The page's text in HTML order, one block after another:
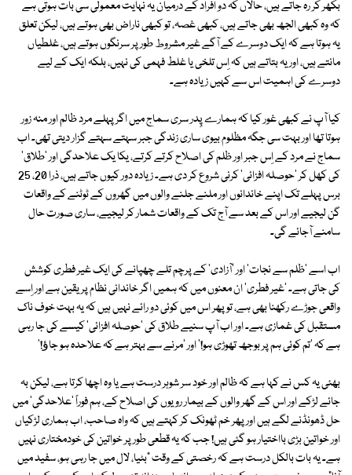
بکھر کر رہ جاتے ہیں، حالاں کہ دو افراد کے درمیان یہ نہایت معمولی سی بات ہوتی ہے
کہ وہ کبھی الجھ بھی جاتے ہیں، کبھی غصہ، تو کبھی ناراض بھی ہوتے ہیں، لیکن تعلق
یہ ہوتا ہے کہ ایک دوسرے کے آگے غیر مشروط طور پر سرنگوں ہوتے ہیں، غلطیاں
مانتے ہیں، اور یہ بتاتے ہیں کہ اِس تلخی یا غلط فہمی کی نہیں، بلکہ ایک کے لیے
دوسرے کی اہمیت اس سے کہیں زیادہ ہے۔
کیا آپ نے کبھی غور کیا کہ ہمارے پِدر سری سماج میں اگر پہلے مرد ظالم اور منہ زور
ہوتا تھا اور بہت سی جگہ مظلوم بیوی ساری زندگی جبر سہتے سہتے گزار دیتی تھی۔ اب
سماج نے مرد کے اِس جبر اور ظلم کی اصلاح کرتے کرتے، یکا یک علاحدگی اور 'طلاق'
کی کھل کر 'حوصلہ افزائی' کرنی شروع کر دی ہے۔ زیادہ دور کیوں جاتے ہیں، ذرا 20، 25
برس پہلے تک اپنے خاندانوں اور ملنے جلنے والوں میں گھروں کے ٹوٹنے کے واقعات
گن لیجیے اور اس کے بعد سے آج تک کے واقعات شمار کر لیجیے، ساری صورت حال
سامنے آجائے گی۔
اب اسے 'ظلم سے نجات' اور 'آزادی' کے پرچم تلے چھپانے کی ایک غیر فطری کوشش
کی جاتی ہے۔ 'غیر فطری' ان معنوں میں کہ ہمیں اگر خاندانی نظام پر یقین ہے اور اِسے
واقعی جوڑے رکھنا بھی ہے، تو پھر اس میں کوئی دو رائے نہیں ہیں کہ یہ بہت خوف ناک
مستقبل کی غمازی ہے۔ اور اب آپ سنیے طلاق کی 'حوصلہ افزائی' کیسے کی جا رہی
ہے کہ 'تم کوئی ہم پر بوجھ تھوڑی ہو!' اور 'مرنے سے بہتر ہے کہ علاحدہ ہو جاﺅ!'
بھئی یہ کس نے کہا ہے کہ ظالم اور خود سر شوہر درست ہے یا وہ اچھا کرتا ہے، لیکن بہ
جائے لڑکے اور اس کے گھر والوں کے بیمار رویوں کی اصلاح کے، ہم فوراً 'علاحدگی' میں
حل ڈھونڈنے لگے ہیں اور پھر خم ٹھونک کر کہتے ہیں کہ واہ صاحب، اب ہماری لڑکیاں
اور خواتین بڑی بااختیار ہو گئی ہیں! جب کہ یہ قطعی طور پر خواتین کی خودمختاری نہیں
ہے۔ یہ بات بالکل درست ہے کہ رخصتی کے وقت "بٹیا، لال میں جا رہی ہو، سفید میں